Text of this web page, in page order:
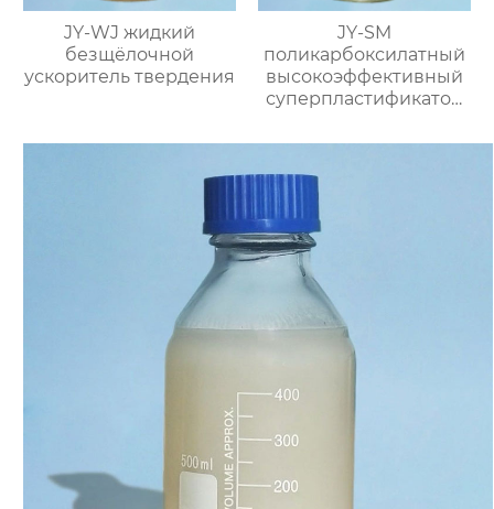
JY-WJ жидкий
безщёлочной
ускоритель твердения
JY-SM
поликарбоксилатный
высокоэффективный
суперпластификатор
вещества ≥40%)